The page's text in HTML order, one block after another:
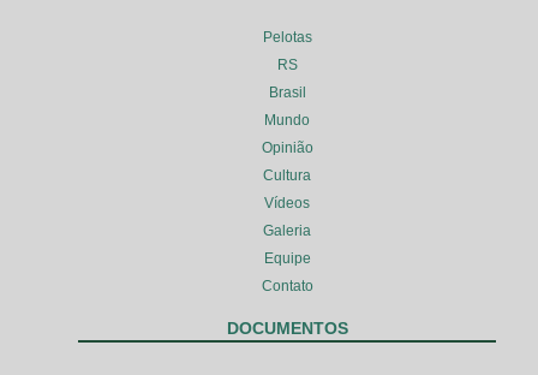
Pelotas
RS
Brasil
Mundo
Opinião
Cultura
Vídeos
Galeria
Equipe
Contato
DOCUMENTOS